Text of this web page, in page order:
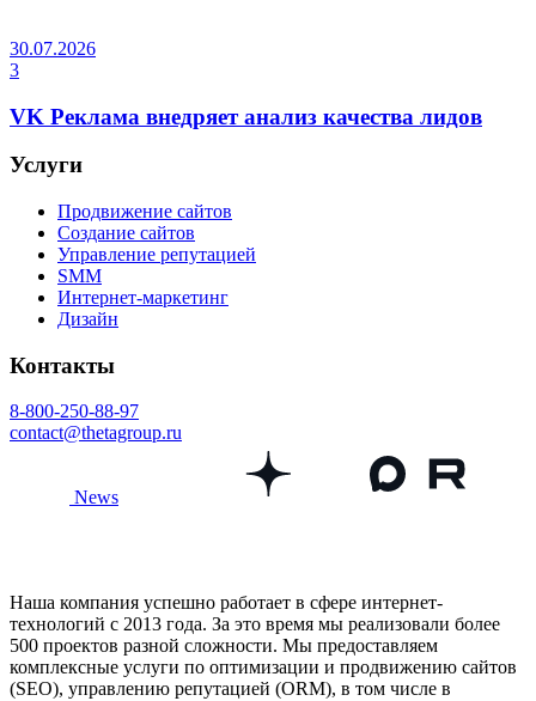
30.07.2026
3
VK Реклама внедряет анализ качества лидов
Услуги
Продвижение сайтов
Создание сайтов
Управление репутацией
SMM
Интернет-маркетинг
Дизайн
Контакты
8-800-250-88-97
contact@thetagroup.ru
News
Наша компания успешно работает в сфере интернет-
технологий с 2013 года. За это время мы реализовали более
500 проектов разной сложности. Мы предоставляем
комплексные услуги по оптимизации и продвижению сайтов
(SEO), управлению репутацией (ORM), в том числе в